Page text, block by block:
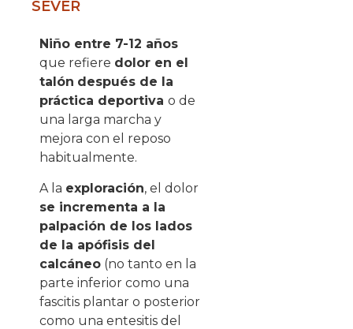
SEVER
Niño entre 7-12 años
que refiere dolor en el
talón después de la
práctica deportiva o de
una larga marcha y
mejora con el reposo
habitualmente.
A la exploración, el dolor
se incrementa a la
palpación de los lados
de la apófisis del
calcáneo (no tanto en la
parte inferior como una
fascitis plantar o posterior
como una entesitis del